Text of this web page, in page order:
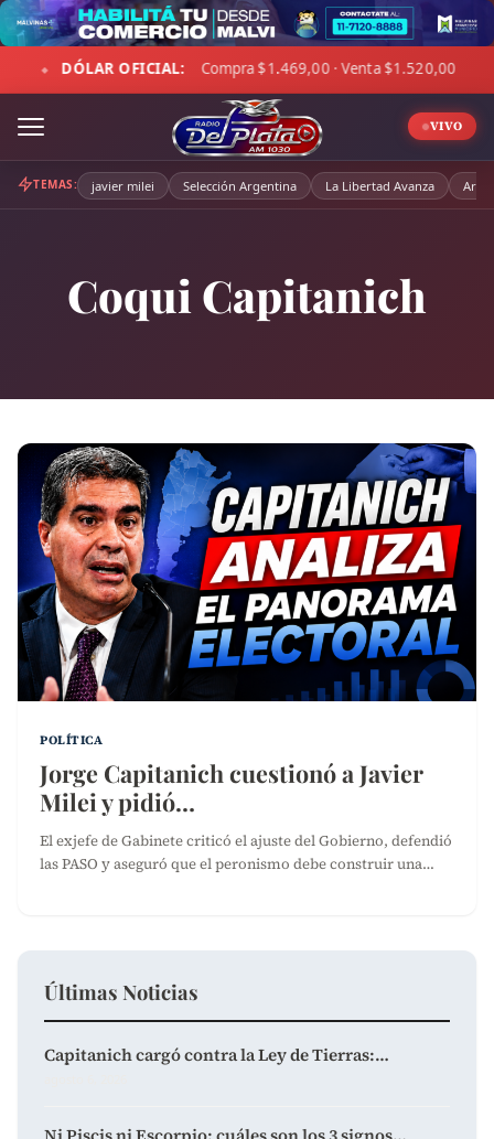
Skip
to
contentCompra $1.469,00 · Venta $1.520,00 ◆ ☁ LA PAMPA:
VIVO
TEMAS: javier milei Selección Argentina La Libertad Avanza
Coqui Capitanich
POLÍTICA
Jorge Capitanich cuestionó a Javier
Milei y pidió…
El exjefe de Gabinete criticó el ajuste del Gobierno, defendió
las PASO y aseguró que el peronismo debe construir una…
Últimas Noticias
Capitanich cargó contra la Ley de Tierras:…